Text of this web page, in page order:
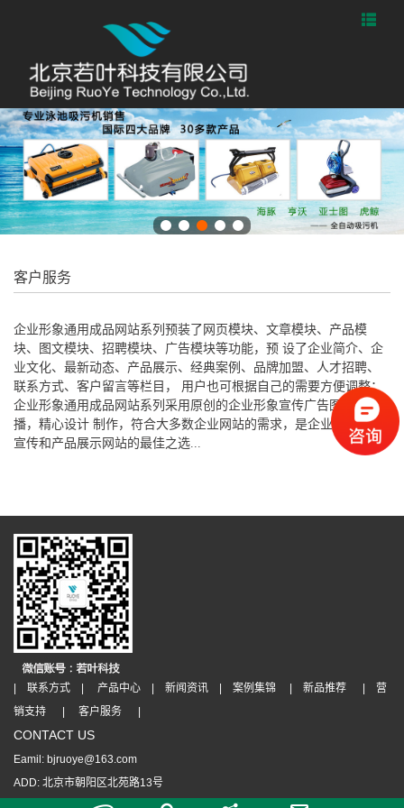
客户服务
企业形象通用成品网站系列预装了网页模块、文章模块、产品模
块、图文模块、招聘模块、广告模块等功能，预 设了企业简介、企
业文化、最新动态、产品展示、经典案例、品牌加盟、人才招聘、
联系方式、客户留言等栏目， 用户也可根据自己的需要方便调整；
企业形象通用成品网站系列采用原创的企业形象宣传广告图片轮
播，精心设计 制作，符合大多数企业网站的需求，是企业建立形象
宣传和产品展示网站的最佳之选...
| 联系方式 | 产品中心 | 新闻资讯 | 案例集锦 | 新品推荐 |
营
销支持 |
客户服务 |
CONTACT US
Eamil: bjruoye@163.com
ADD: 北京市朝阳区北苑路13号